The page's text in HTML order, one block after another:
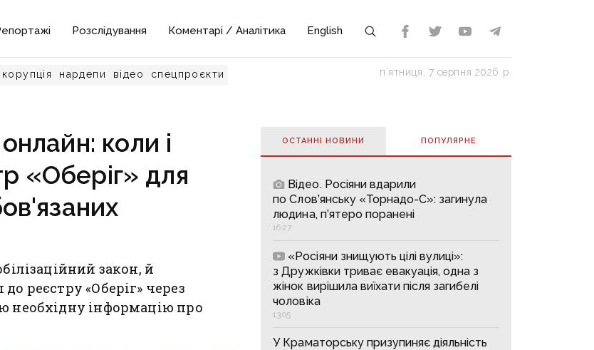
Розслідування Коментарі / Аналітика English
корупція нардепи відео спецпроєкти пʼятниця, 7 серпня 2026 р.
коли і
«Оберіг» для
закон, й
реєстру «Оберіг» через
необхідну інформацію про
ОСТАННІ НОВИНИ ПОПУЛЯРНE
Відео. Росіяни вдарили
по Слов’янську «Торнадо-С»: загинула
людина, п’ятеро поранені
16:27
«Росіяни знищують цілі вулиці»:
з Дружківки триває евакуація, одна з
жінок вирішила виїхати після загибелі
чоловіка
13:05
У Краматорську призупиняє діяльність